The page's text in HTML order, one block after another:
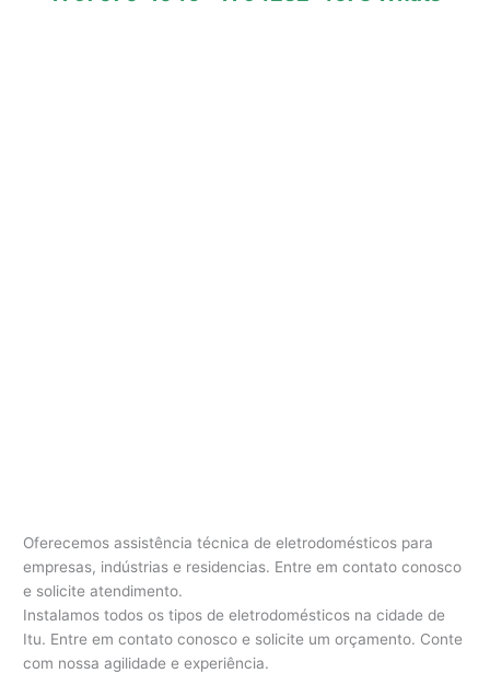
Oferecemos assistência técnica de eletrodomésticos para
empresas, indústrias e residencias. Entre em contato conosco
e solicite atendimento.
Instalamos todos os tipos de eletrodomésticos na cidade de
Itu. Entre em contato conosco e solicite um orçamento. Conte
com nossa agilidade e experiência.